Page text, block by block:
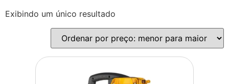
Exibindo um único resultado